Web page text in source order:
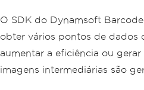
O SDK do Dynamsoft
obter vários pontos de dados
aumentar a eficiência ou
imagens intermediárias são